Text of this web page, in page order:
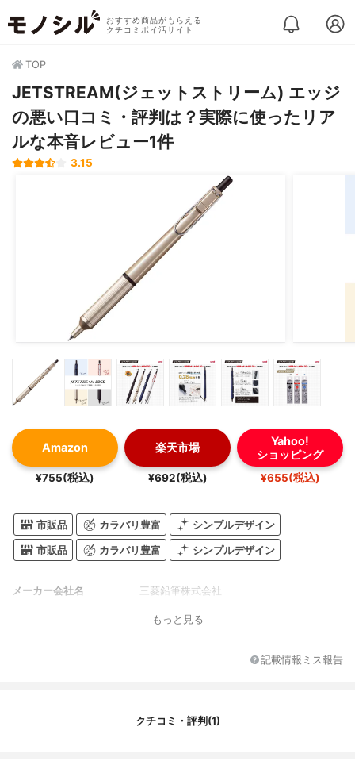
おすすめ商品がもらえる
クチコミポイ活サイト
TOP
JETSTREAM(ジェットストリーム) エッジ
の悪い口コミ・評判は？実際に使ったリア
ルな本音レビュー1件
3.15
Amazon
¥755(税込)
楽天市場
¥692(税込)
Yahoo!
ショッピング
¥655(税込)
市販品 カラバリ豊富 シンプルデザイン
市販品 カラバリ豊富 シンプルデザイン
メーカー会社名 三菱鉛筆株式会社
もっと見る
記載情報ミス報告
クチコミ・評判(1)